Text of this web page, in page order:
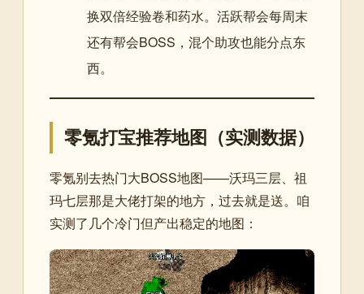
换双倍经验卷和药水。活跃帮会每周末
还有帮会BOSS，混个助攻也能分点东
西。
零氪打宝推荐地图（实测数据）
零氪别去热门大BOSS地图——沃玛三层、祖
玛七层那是大佬打架的地方，过去就是送。咱
实测了几个冷门但产出稳定的地图：